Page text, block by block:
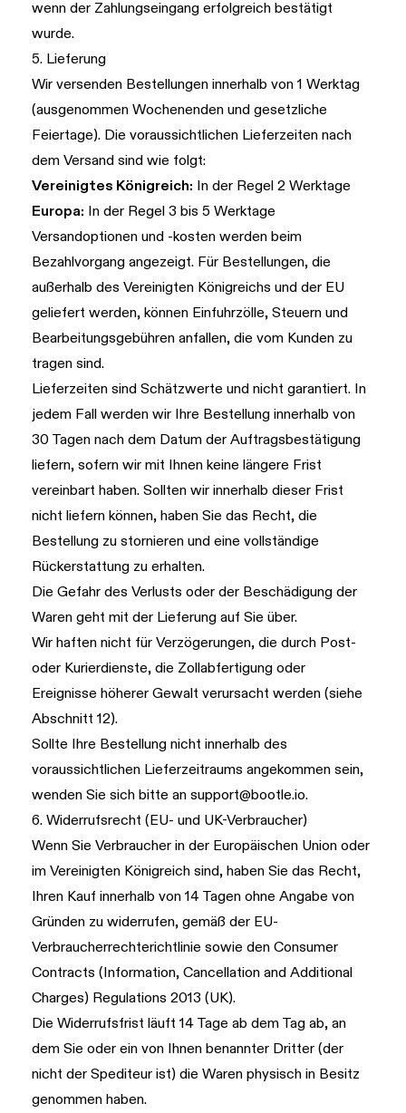
wenn der Zahlungseingang erfolgreich bestätigt
wurde.
5. Lieferung
Wir versenden Bestellungen innerhalb von 1 Werktag
(ausgenommen Wochenenden und gesetzliche
Feiertage). Die voraussichtlichen Lieferzeiten nach
dem Versand sind wie folgt:
Vereinigtes Königreich: In der Regel 2 Werktage
Europa: In der Regel 3 bis 5 Werktage
Versandoptionen und -kosten werden beim
Bezahlvorgang angezeigt. Für Bestellungen, die
außerhalb des Vereinigten Königreichs und der EU
geliefert werden, können Einfuhrzölle, Steuern und
Bearbeitungsgebühren anfallen, die vom Kunden zu
tragen sind.
Lieferzeiten sind Schätzwerte und nicht garantiert. In
jedem Fall werden wir Ihre Bestellung innerhalb von
30 Tagen nach dem Datum der Auftragsbestätigung
liefern, sofern wir mit Ihnen keine längere Frist
vereinbart haben. Sollten wir innerhalb dieser Frist
nicht liefern können, haben Sie das Recht, die
Bestellung zu stornieren und eine vollständige
Rückerstattung zu erhalten.
Die Gefahr des Verlusts oder der Beschädigung der
Waren geht mit der Lieferung auf Sie über.
Wir haften nicht für Verzögerungen, die durch Post-
oder Kurierdienste, die Zollabfertigung oder
Ereignisse höherer Gewalt verursacht werden (siehe
Abschnitt 12).
Sollte Ihre Bestellung nicht innerhalb des
voraussichtlichen Lieferzeitraums angekommen sein,
wenden Sie sich bitte ansupport@bootle.io.
6. Widerrufsrecht (EU- und UK-Verbraucher)
Wenn Sie Verbraucher in der Europäischen Union oder
im Vereinigten Königreich sind, haben Sie das Recht,
Ihren Kauf innerhalb von 14 Tagen ohne Angabe von
Gründen zu widerrufen, gemäß der EU-
Verbraucherrechterichtlinie sowie den Consumer
Contracts (Information, Cancellation and Additional
Charges) Regulations 2013 (UK).
Die Widerrufsfrist läuft 14 Tage ab dem Tag ab, an
dem Sie oder ein von Ihnen benannter Dritter (der
nicht der Spediteur ist) die Waren physisch in Besitz
genommen haben.